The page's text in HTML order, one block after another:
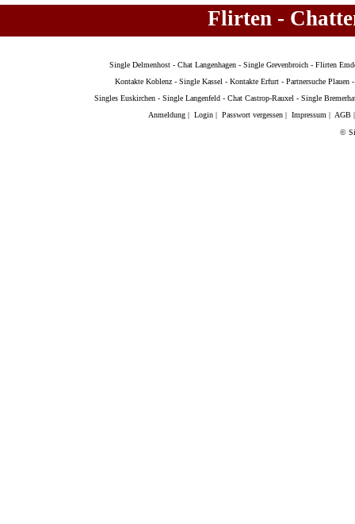
Flirten -
Single Delmenhost -Chat Langenhagen -Single Grevenbroich -Flirten
Kontakte Koblenz - Single Kassel - Kontakte Erfurt - Partnersuche Plauen
Singles Euskirchen - Single Langenfeld - Chat Castrop-Rauxel - Single
Anmeldung |Login |Passwort vergessen |Impressum | AGB
©